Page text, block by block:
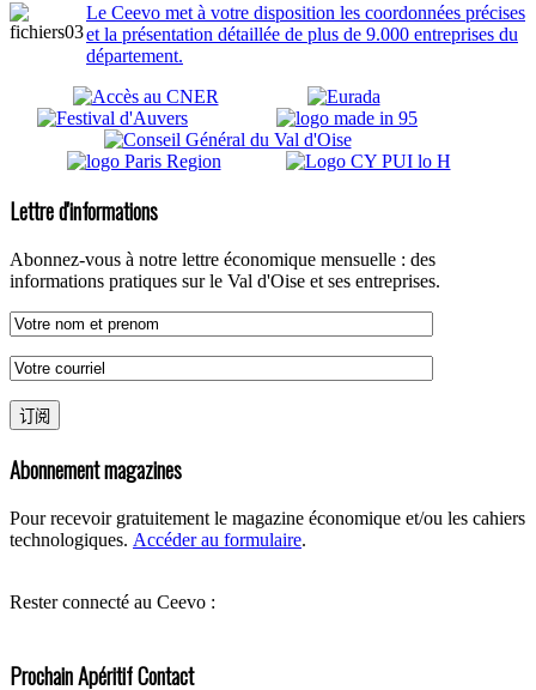
Le Ceevo met à votre disposition les coordonnées précises
et la présentation détaillée de plus de 9.000 entreprises du
département.
Lettre d'informations
Abonnez-vous à notre lettre économique mensuelle : des
informations pratiques sur le Val d'Oise et ses entreprises.
Abonnement magazines
Pour recevoir gratuitement le magazine économique et/ou les cahiers
technologiques. Accéder au formulaire.
Rester connecté au Ceevo :
Prochain Apéritif Contact